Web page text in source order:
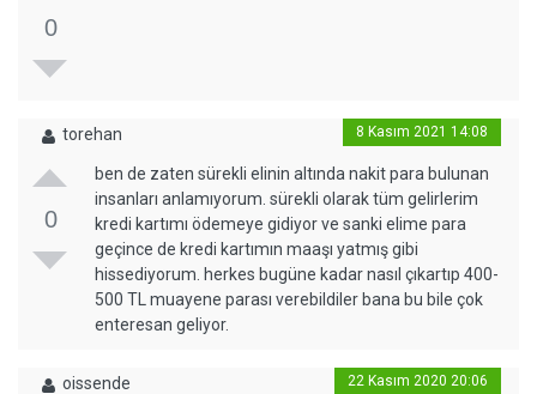
0
torehan 8 Kasım 2021 14:08
0
ben de zaten sürekli elinin altında nakit para bulunan
insanları anlamıyorum. sürekli olarak tüm gelirlerim
kredi kartımı ödemeye gidiyor ve sanki elime para
geçince de kredi kartımın maaşı yatmış gibi
hissediyorum. herkes bugüne kadar nasıl çıkartıp 400-
500 TL muayene parası verebildiler bana bu bile çok
enteresan geliyor.
oissende 22 Kasım 2020 20:06